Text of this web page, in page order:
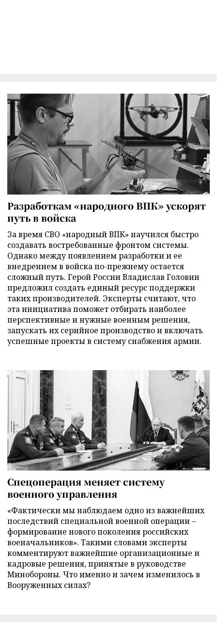
Разработкам «народного ВПК» ускорят
путь в войска
За время СВО «народный ВПК» научился быстро
создавать востребованные фронтом системы.
Однако между появлением разработки и ее
внедрением в войска по-прежнему остается
сложный путь. Герой России Владислав Головин
предложил создать единый ресурс поддержки
таких производителей. Эксперты считают, что
эта инициатива поможет отбирать наиболее
перспективные и нужные военным решения,
запускать их серийное производство и включать
успешные проекты в систему снабжения армии.
Спецоперация меняет систему
военного управления
«Фактически мы наблюдаем одно из важнейших
последствий специальной военной операции –
формирование нового поколения российских
военачальников». Такими словами эксперты
комментируют важнейшие организационные и
кадровые решения, принятые в руководстве
Минобороны. Что именно и зачем изменилось в
Вооруженных силах?